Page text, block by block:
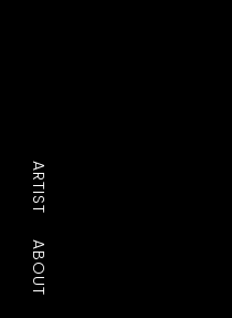
ARTIST
ABOUT